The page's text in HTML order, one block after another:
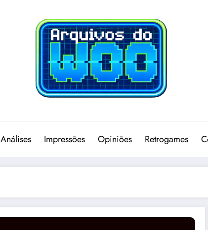
Análises Impressões Opiniões Retrogames